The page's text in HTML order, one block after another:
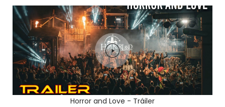
Horror and Love - Tráiler